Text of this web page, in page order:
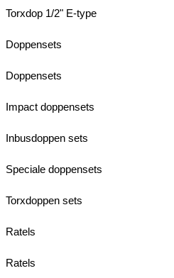
Torxdop 1/2" E-type
Doppensets
Doppensets
Impact doppensets
Inbusdoppen sets
Speciale doppensets
Torxdoppen sets
Ratels
Ratels